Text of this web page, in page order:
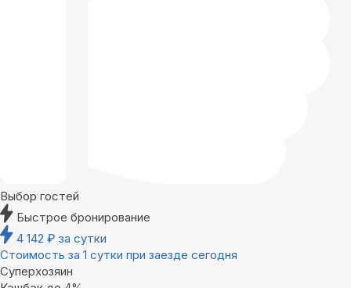
Выбор гостей
Быстрое бронирование
4 142 ₽ за сутки
Стоимость за 1 сутки при заезде сегодня
Суперхозяин